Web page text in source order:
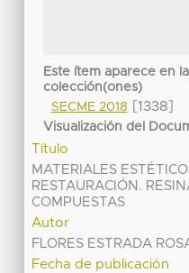
Este ítem aparece en
colección(ones)
SECME 2018
[1338]
Visualización del
Título
MATERIALES
RESTAURACIÓN.
COMPUESTAS
Autor
FLORES ESTRADA
Fecha de publicación